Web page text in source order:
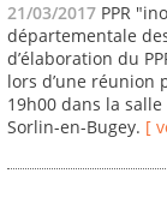
21/03/2017 PPR
départementale
d’élaboration du
lors d’une réunion
19h00 dans la
Sorlin-en-Bugey. [